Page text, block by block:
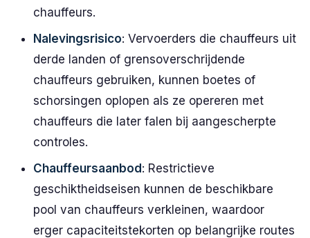
chauffeurs.
Nalevingsrisico: Vervoerders die chauffeurs uit
derde landen of grensoverschrijdende
chauffeurs gebruiken, kunnen boetes of
schorsingen oplopen als ze opereren met
chauffeurs die later falen bij aangescherpte
controles.
Chauffeursaanbod : Restrictieve
geschiktheidseisen kunnen de beschikbare
pool van chauffeurs verkleinen, waardoor
erger capaciteitstekorten op belangrijke routes